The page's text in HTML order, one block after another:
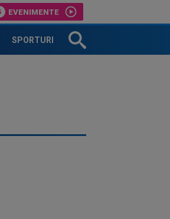
EVENIMENTE
SPORTURI